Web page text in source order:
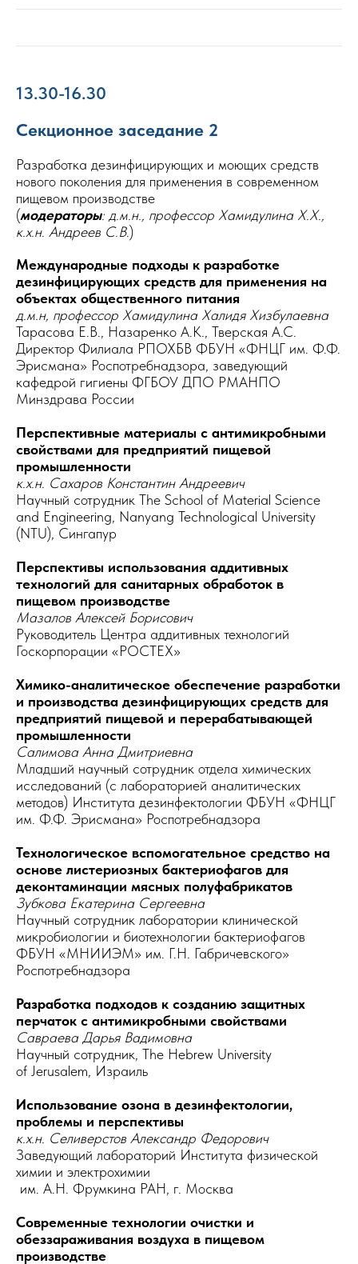
13.30-16.30
Секционное заседание 2
Разработка дезинфицирующих и моющих средств
нового поколения для применения в современном
пищевом производстве
(модераторы: д.м.н., профессор Хамидулина Х.Х.,
к.х.н. Андреев С.В.)
Международные подходы к разработке
дезинфицирующих средств для применения на
объектах общественного питания
д.м.н, профессор Хамидулина Халидя Хизбулаевна
Тарасова Е.В., Назаренко А.К., Тверская А.С.
Директор Филиала РПОХБВ ФБУН «ФНЦГ им. Ф.Ф.
Эрисмана» Роспотребнадзора, заведующий
кафедрой гигиены ФГБОУ ДПО РМАНПО
Минздрава России
Перспективные материалы с антимикробными
свойствами для предприятий пищевой
промышленности
к.х.н. Сахаров Константин Андреевич
Научный сотрудник The School of Material Science
and Engineering, Nanyang Technological University
(NTU), Сингапур
Перспективы использования аддитивных
технологий для санитарных обработок в
пищевом производстве
Мазалов Алексей Борисович
Руководитель Центра аддитивных технологий
Госкорпорации «РОСТЕХ»
Химико-аналитическое обеспечение разработки
и производства дезинфицирующих средств для
предприятий пищевой и перерабатывающей
промышленности
Салимова Анна Дмитриевна
Младший научный сотрудник отдела химических
исследований (с лабораторией аналитических
методов) Института дезинфектологии ФБУН «ФНЦГ
им. Ф.Ф. Эрисмана» Роспотребнадзора
Технологическое вспомогательное средство на
основе листериозных бактериофагов для
деконтаминации мясных полуфабрикатов
Зубкова Екатерина Сергеевна
Научный сотрудник лаборатории клинической
микробиологии и биотехнологии бактериофагов
ФБУН «МНИИЭМ» им. Г.Н. Габричевского»
Роспотребнадзора
Разработка подходов к созданию защитных
перчаток с антимикробными свойствами
Савраева Дарья Вадимовна
Научный сотрудник, The Hebrew University
of Jerusalem, Израиль
Использование озона в дезинфектологии,
проблемы и перспективы
к.х.н. Селиверстов Александр Федорович
Заведующий лабораторий Института физической
химии и электрохимии
им. А.Н. Фрумкина РАН, г. Москва
Современные технологии очистки и
обеззараживания воздуха в пищевом
производстве